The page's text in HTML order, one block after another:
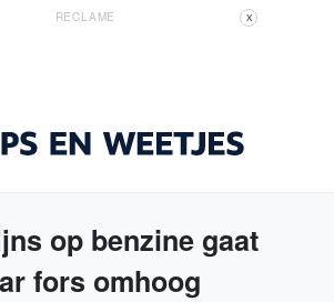
RECLAME X
op benzine gaat
fors omhoog